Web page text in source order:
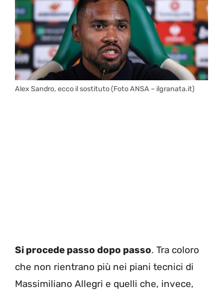
Alex Sandro, ecco il sostituto (Foto ANSA – ilgranata.it)
Si procede passo dopo passo. Tra coloro
che non rientrano più nei piani tecnici di
Massimiliano Allegri e quelli che, invece,